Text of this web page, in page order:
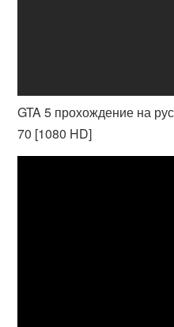
GTA 5 прохождение на
70 [1080 HD]